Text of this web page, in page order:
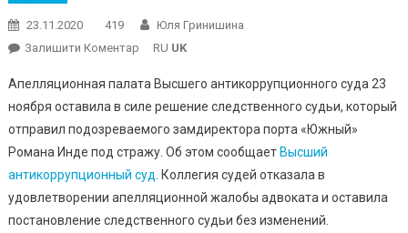
23.11.2020 419
Юля Гринишина
Залишити КоментарOn
Оставил
Под
Стражей
Замдиректора
Порта
«Южный»
RU UK
Апелляционная палата Высшего антикоррупционного суда 23
ноября оставила в силе решение следственного судьи, который
отправил подозреваемого замдиректора порта «Южный»
Романа Инде под стражу. Об этом сообщает Высший
антикоррупционный суд . Коллегия судей отказала в
удовлетворении апелляционной жалобы адвоката и оставила
постановление следственного судьи без изменений.